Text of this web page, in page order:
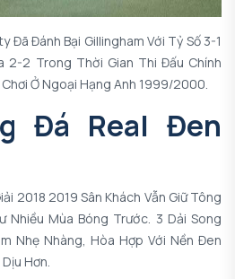
Đã Đánh Bại Gillingham Với Tỷ Số 3-1
2-2 Trong Thời Gian Thi Đấu Chính
Ở Ngoại Hạng Anh 1999/2000.
Đá Real Đen
2018 2019 Sân Khách Vẫn Giữ Tông
Nhiều Mùa Bóng Trước. 3 Dải Song
Nhẹ Nhàng, Hòa Hợp Với Nền Đen
Hơn.